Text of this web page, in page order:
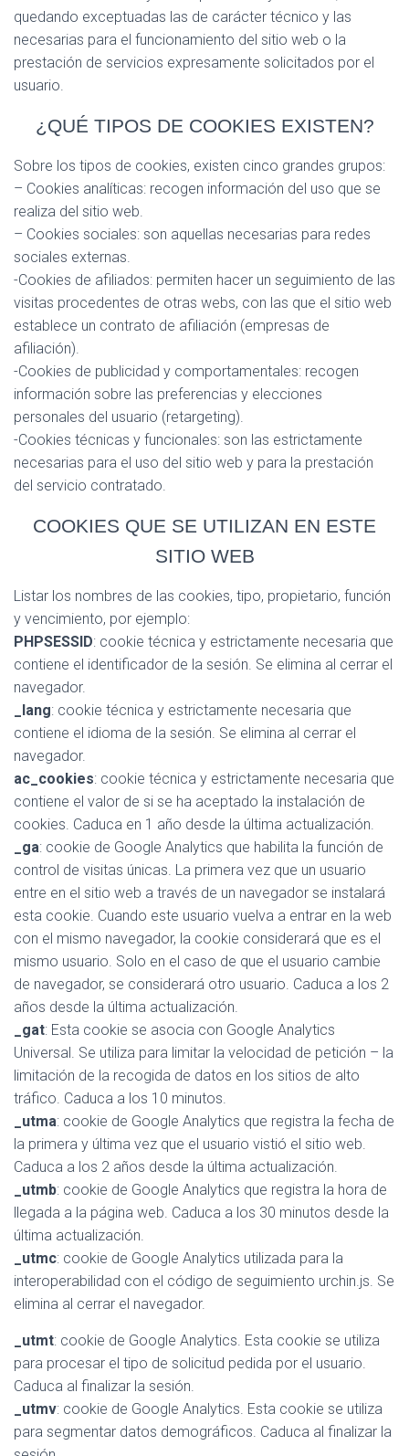
quedando exceptuadas las de carácter técnico y las
necesarias para el funcionamiento del sitio web o la
prestación de servicios expresamente solicitados por el
usuario.
¿QUÉ TIPOS DE COOKIES EXISTEN?
Sobre los tipos de cookies, existen cinco grandes grupos:
– Cookies analíticas: recogen información del uso que se
realiza del sitio web.
– Cookies sociales: son aquellas necesarias para redes
sociales externas.
-Cookies de afiliados: permiten hacer un seguimiento de las
visitas procedentes de otras webs, con las que el sitio web
establece un contrato de afiliación (empresas de
afiliación).
-Cookies de publicidad y comportamentales: recogen
información sobre las preferencias y elecciones
personales del usuario (retargeting).
-Cookies técnicas y funcionales: son las estrictamente
necesarias para el uso del sitio web y para la prestación
del servicio contratado.
COOKIES QUE SE UTILIZAN EN ESTE
SITIO WEB
Listar los nombres de las cookies, tipo, propietario, función
y vencimiento, por ejemplo:
PHPSESSID: cookie técnica y estrictamente necesaria que
contiene el identificador de la sesión. Se elimina al cerrar el
navegador.
_lang: cookie técnica y estrictamente necesaria que
contiene el idioma de la sesión. Se elimina al cerrar el
navegador.
ac_cookies: cookie técnica y estrictamente necesaria que
contiene el valor de si se ha aceptado la instalación de
cookies. Caduca en 1 año desde la última actualización.
_ga: cookie de Google Analytics que habilita la función de
control de visitas únicas. La primera vez que un usuario
entre en el sitio web a través de un navegador se instalará
esta cookie. Cuando este usuario vuelva a entrar en la web
con el mismo navegador, la cookie considerará que es el
mismo usuario. Solo en el caso de que el usuario cambie
de navegador, se considerará otro usuario. Caduca a los 2
años desde la última actualización.
_gat: Esta cookie se asocia con Google Analytics
Universal. Se utiliza para limitar la velocidad de petición – la
limitación de la recogida de datos en los sitios de alto
tráfico. Caduca a los 10 minutos.
_utma: cookie de Google Analytics que registra la fecha de
la primera y última vez que el usuario vistió el sitio web.
Caduca a los 2 años desde la última actualización.
_utmb: cookie de Google Analytics que registra la hora de
llegada a la página web. Caduca a los 30 minutos desde la
última actualización.
_utmc: cookie de Google Analytics utilizada para la
interoperabilidad con el código de seguimiento urchin.js. Se
elimina al cerrar el navegador.
_utmt: cookie de Google Analytics. Esta cookie se utiliza
para procesar el tipo de solicitud pedida por el usuario.
Caduca al finalizar la sesión.
_utmv: cookie de Google Analytics. Esta cookie se utiliza
para segmentar datos demográficos. Caduca al finalizar la